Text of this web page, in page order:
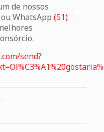
de nossos
WhatsApp (51)
send?